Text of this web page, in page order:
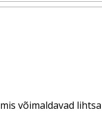
võimaldavad